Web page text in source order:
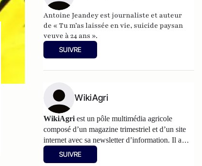
Antoine Jeandey est journaliste et auteur
de « Tu m’as laissée en vie, suicide paysan
veuve à 24 ans ».
SUIVRE
WikiAgri
WikiAgri est un pôle multimédia agricole
composé d’un magazine trimestriel et d’unsite
internet avec sa newsletter d’information. Il a
pour philosophie de partager, avec les
agriculteurs, les informations et les réflexions sur
SUIVRE